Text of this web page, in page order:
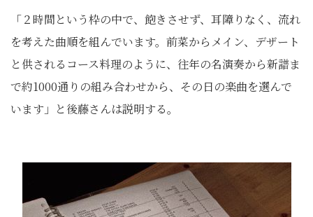
「２時間という枠の中で、飽きさせず、耳障りなく、流れ
を考えた曲順を組んでいます。前菜からメイン、デザート
と供されるコース料理のように、往年の名演奏から新譜ま
で約1000通りの組み合わせから、その日の楽曲を選んで
います」と後藤さんは説明する。